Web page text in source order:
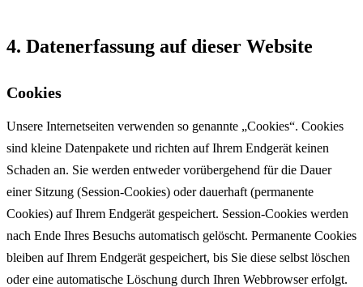
4. Datenerfassung auf dieser Website
Cookies
Unsere Internetseiten verwenden so genannte „Cookies“. Cookies
sind kleine Datenpakete und richten auf Ihrem Endgerät keinen
Schaden an. Sie werden entweder vorübergehend für die Dauer
einer Sitzung (Session-Cookies) oder dauerhaft (permanente
Cookies) auf Ihrem Endgerät gespeichert. Session-Cookies werden
nach Ende Ihres Besuchs automatisch gelöscht. Permanente Cookies
bleiben auf Ihrem Endgerät gespeichert, bis Sie diese selbst löschen
oder eine automatische Löschung durch Ihren Webbrowser erfolgt.